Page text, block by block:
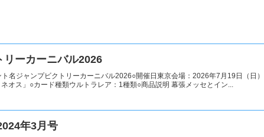
リーカーニバル2026
名ジャンプビクトリーカーニバル2026○開催日東京会場：2026年7月19日（日
オス」○カード種類ウルトラレア：1種類○商品説明 幕張メッセとイン...
年3月号